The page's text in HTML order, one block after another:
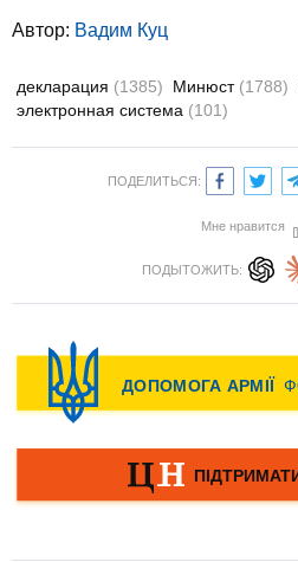
Автор: Вадим Куц
декларация (1385) Минюст (1788)
электронная система (101)
ПОДЕЛИТЬСЯ:
Мне нравится
ПОДЫТОЖИТЬ: